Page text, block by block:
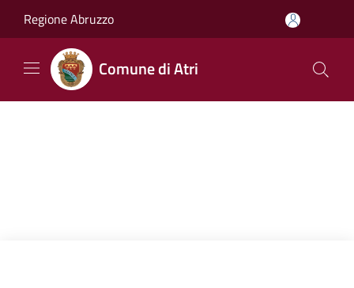
Regione Abruzzo
Comune di Atri